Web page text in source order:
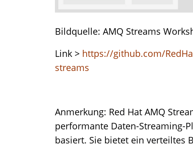
Bildquelle: AMQ Streams
Link > https://github.com/
streams
Anmerkung: Red Hat AMQ
performante Daten-Streaming-
basiert. Sie bietet ein verteiltes